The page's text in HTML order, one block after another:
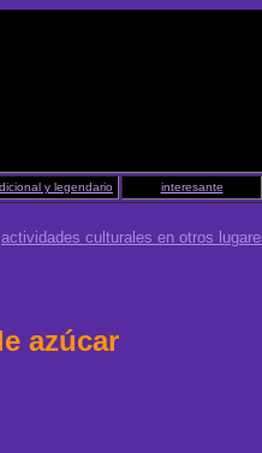
y legendario interesante
actividades culturales en otros
azúcar